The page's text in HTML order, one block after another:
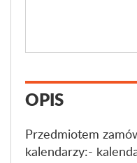
OPIS
Przedmiotem
kalendarzy:-